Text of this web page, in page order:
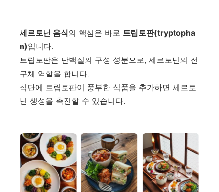
세르토닌 음식의 핵심은 바로 트립토판(tryptopha
n)입니다.
트립토판은 단백질의 구성 성분으로, 세르토닌의 전
구체 역할을 합니다.
식단에 트립토판이 풍부한 식품을 추가하면 세르토
닌 생성을 촉진할 수 있습니다.